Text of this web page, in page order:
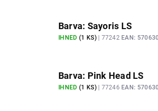
Barva: Sayoris LS
IHNED (1 KS)| 77242 EAN:
Barva: Pink Head LS
IHNED (1 KS)| 77246 EAN: